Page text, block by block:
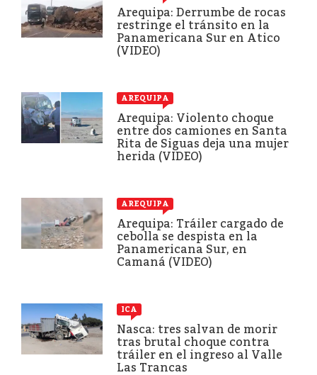
Arequipa: Derrumbe de rocas
restringe el tránsito en la
Panamericana Sur en Atico
(VIDEO)
AREQUIPA
Arequipa: Violento choque
entre dos camiones en Santa
Rita de Siguas deja una mujer
herida (VIDEO)
AREQUIPA
Arequipa: Tráiler cargado de
cebolla se despista en la
Panamericana Sur, en
Camaná (VIDEO)
ICA
Nasca: tres salvan de morir
tras brutal choque contra
tráiler en el ingreso al Valle
Las Trancas